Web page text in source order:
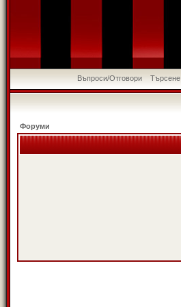
Въпроси/Отговори Търсене
Форуми